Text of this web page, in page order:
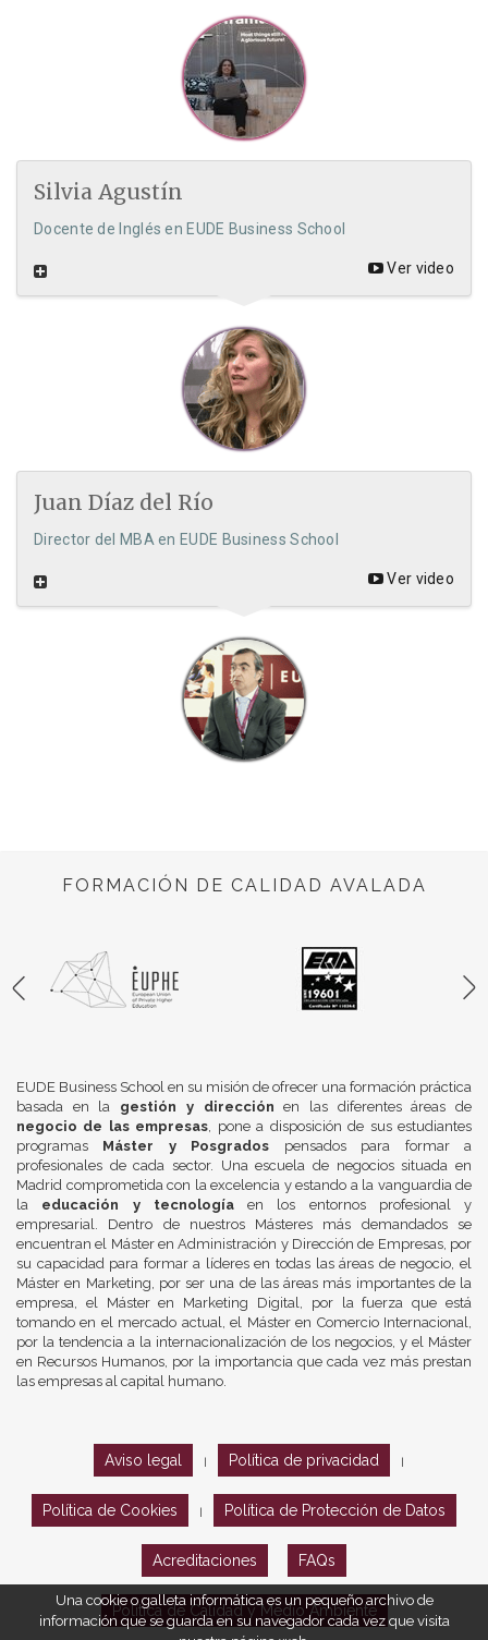
Silvia Agustín
Docente de Inglés en EUDE Business School
Ver video
Juan Díaz del Río
Director del MBA en EUDE Business School
Ver video
FORMACIÓN DE CALIDAD AVALADA
EUDE Business School en su misión de ofrecer una formación práctica
basada en la gestión y dirección en las diferentes áreas de
negocio de las empresas, pone a disposición de sus estudiantes
programas Máster y Posgrados pensados para formar a
profesionales de cada sector. Una escuela de negocios situada en
Madrid comprometida con la excelencia y estando a la vanguardia de
la educación y tecnologíaen los entornos profesional y
empresarial. Dentro de nuestros Másteres más demandados se
encuentran el Máster en Administración y Dirección de Empresas, por
su capacidad para formar a líderes en todas las áreas de negocio, el
Máster en Marketing, por ser una de las áreas más importantes de la
empresa, el Máster en Marketing Digital, por la fuerza que está
tomando en el mercado actual, el Máster en Comercio Internacional,
por la tendencia a la internacionalización de los negocios, y el Máster
en Recursos Humanos, por la importancia que cada vez más prestan
las empresas al capital humano.
Aviso legal Política de privacidad
Política de Cookies Política de Protección de Datos
Acreditaciones FAQs
Política de Calidad y Medio Ambiente
Una cookie o galleta informática es un pequeño archivo de
información que se guarda en su navegador cada vez que visita